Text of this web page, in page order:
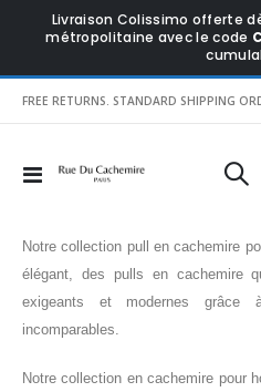
Livraison Colissimo offerte
métropolitaine avec le code
FREE RETURNS. STANDARD SHIPPING
Affichage
Notre collection pull en cachemire
élégant, des pulls en cachemire
exigeants et modernes grâce
incomparables.
Notre collection en cachemire pour